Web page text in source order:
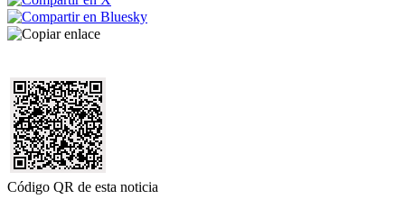
Código QR de esta noticia